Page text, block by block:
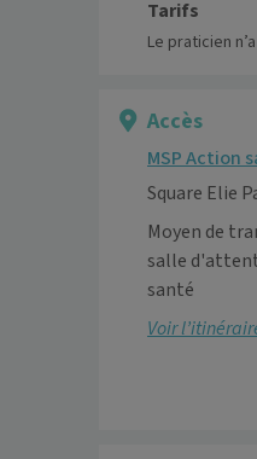
Tarifs
Le praticien
Accès
MSP Action
Square Elie
Moyen de
salle
santé
Voir